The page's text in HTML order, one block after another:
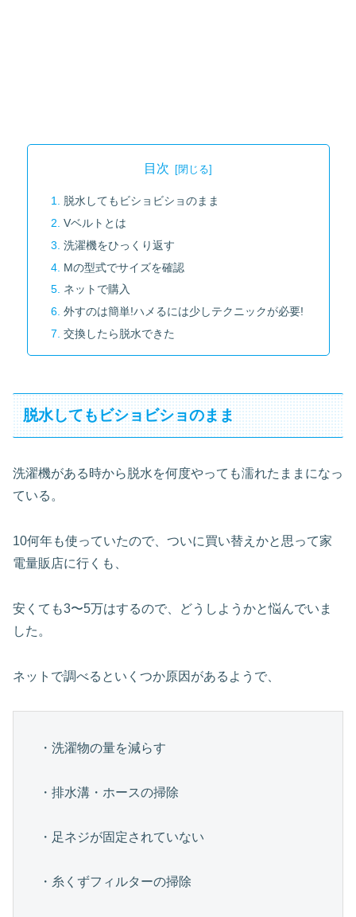
目次
脱水してもビショビショのまま
Vベルトとは
洗濯機をひっくり返す
Mの型式でサイズを確認
ネットで購入
外すのは簡単!ハメるには少しテクニックが必要!
交換したら脱水できた
脱水してもビショビショのまま
洗濯機がある時から脱水を何度やっても濡れたままになっ
ている。
10何年も使っていたので、ついに買い替えかと思って家
電量販店に行くも、
安くても3〜5万はするので、どうしようかと悩んでいま
した。
ネットで調べるといくつか原因があるようで、
・洗濯物の量を減らす
・排水溝・ホースの掃除
・足ネジが固定されていない
・糸くずフィルターの掃除